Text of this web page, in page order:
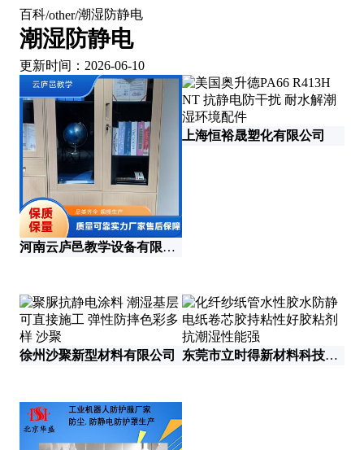
百科/other/潮湿防静电
潮湿防静电
更新时间：2026-06-10
河南云庐邑教学设备有限公司
上海恒裕晟塑化有限公司
徐州沙聚新型材料有限公司 东莞市立时得新材料科技有限公司